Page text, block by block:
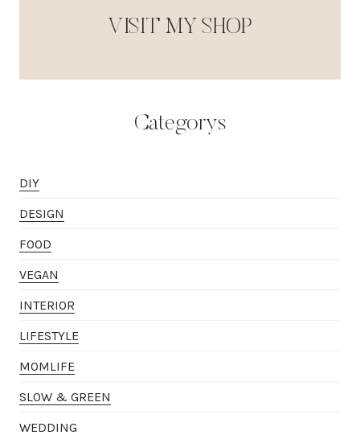
VISIT MY SHOP
Categorys
DIY
DESIGN
FOOD
VEGAN
INTERIOR
LIFESTYLE
MOMLIFE
SLOW & GREEN
WEDDING